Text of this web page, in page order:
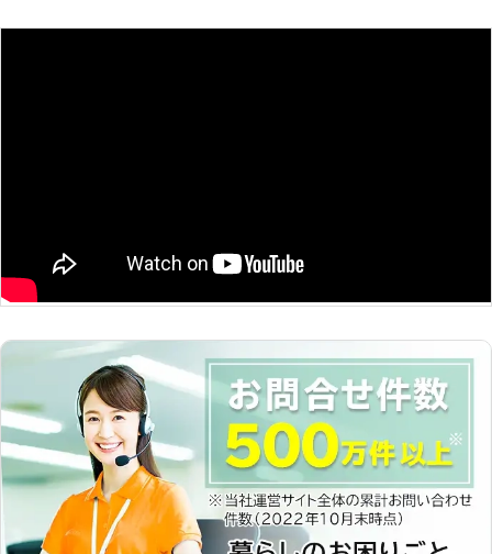
(税込)にて対応 [CASE2] ・京都府京
周りでシロアリを見つけたので、駆除
してほしい。 ■発生場所：浴室周辺
■建物：木造2階建て ■建坪：不明 ■
築年数：不明 →→→施工料金21,600
円(税込)にて対応 [CASE3] ・東京都
千代田区在住 匿名 [ご依頼内容] シロ
アリ駆除を希望。 ■発生場所：自宅
内【複数箇所】 ■建物：木造 ■建
坪：50坪くらい ■築年数：40年
→→→施工料金23,700円(税込)にて対
応 ※上記価格は過去に対応した案件を